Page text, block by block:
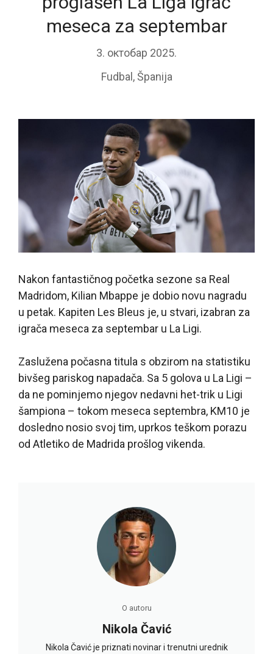
meseca za septembar
3. октобар 2025.
Fudbal ,Španija
Nakon fantastičnog početka sezone sa Real
Madridom, Kilian Mbappe je dobio novu nagradu
u petak. Kapiten Les Bleus je, u stvari, izabran za
igrača meseca za septembar u La Ligi.
Zaslužena počasna titula s obzirom na statistiku
bivšeg pariskog napadača. Sa 5 golova u La Ligi –
da ne pominjemo njegov nedavni het-trik u Ligi
šampiona – tokom meseca septembra, KM10 je
dosledno nosio svoj tim, uprkos teškom porazu
od Atletiko de Madrida prošlog vikenda.
O autoru
Nikola Čavić
Nikola Čavić je priznati novinar i trenutni urednik